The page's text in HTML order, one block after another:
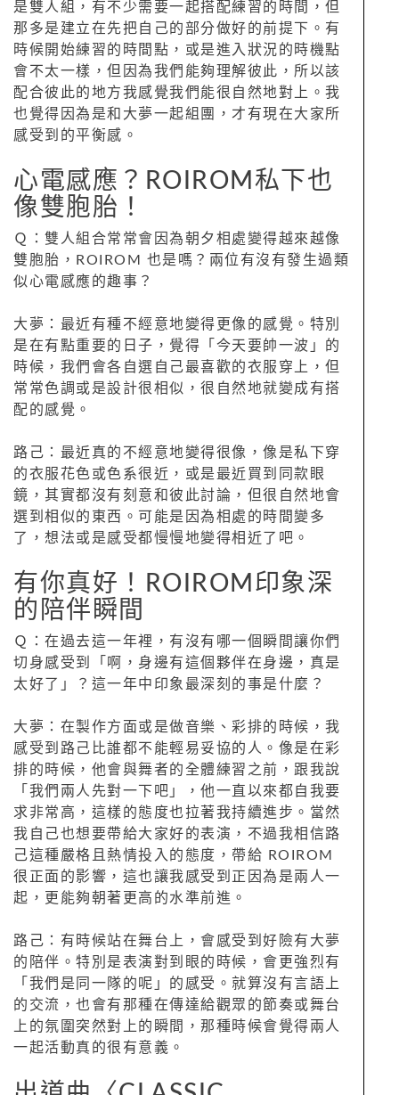
是雙人組，有不少需要一起搭配練習的時間，但
那多是建立在先把自己的部分做好的前提下。有
時候開始練習的時間點，或是進入狀況的時機點
會不太一樣，但因為我們能夠理解彼此，所以該
配合彼此的地方我感覺我們能很自然地對上。我
也覺得因為是和大夢一起組團，才有現在大家所
感受到的平衡感。
心電感應？ROIROM私下也
像雙胞胎！
Ｑ：雙人組合常常會因為朝夕相處變得越來越像
雙胞胎，ROIROM 也是嗎？兩位有沒有發生過類
似心電感應的趣事？
大夢：最近有種不經意地變得更像的感覺。特別
是在有點重要的日子，覺得「今天要帥一波」的
時候，我們會各自選自己最喜歡的衣服穿上，但
常常色調或是設計很相似，很自然地就變成有搭
配的感覺。
路己：最近真的不經意地變得很像，像是私下穿
的衣服花色或色系很近，或是最近買到同款眼
鏡，其實都沒有刻意和彼此討論，但很自然地會
選到相似的東西。可能是因為相處的時間變多
了，想法或是感受都慢慢地變得相近了吧。
有你真好！ROIROM印象深
的陪伴瞬間
Ｑ：在過去這一年裡，有沒有哪一個瞬間讓你們
切身感受到「啊，身邊有這個夥伴在身邊，真是
太好了」？這一年中印象最深刻的事是什麼？
大夢：在製作方面或是做音樂、彩排的時候，我
感受到路己比誰都不能輕易妥協的人。像是在彩
排的時候，他會與舞者的全體練習之前，跟我說
「我們兩人先對一下吧」，他一直以來都自我要
求非常高，這樣的態度也拉著我持續進步。當然
我自己也想要帶給大家好的表演，不過我相信路
己這種嚴格且熱情投入的態度，帶給 ROIROM
很正面的影響，這也讓我感受到正因為是兩人一
起，更能夠朝著更高的水準前進。
路己：有時候站在舞台上，會感受到好險有大夢
的陪伴。特別是表演對到眼的時候，會更強烈有
「我們是同一隊的呢」的感受。就算沒有言語上
的交流，也會有那種在傳達給觀眾的節奏或舞台
上的氛圍突然對上的瞬間，那種時候會覺得兩人
一起活動真的很有意義。